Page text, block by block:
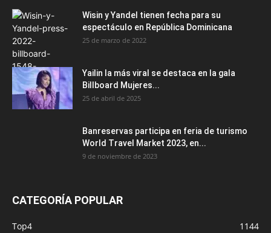
Wisin y Yandel tienen fecha para su
espectáculo en República Dominicana
25 de marzo de 2022
Yailin la más viral se destaca en la gala
Billboard Mujeres...
25 de abril de 2025
Banreservas participa en feria de turismo
World Travel Market 2023, en...
9 de noviembre de 2023
CATEGORÍA POPULAR
Top4
1144